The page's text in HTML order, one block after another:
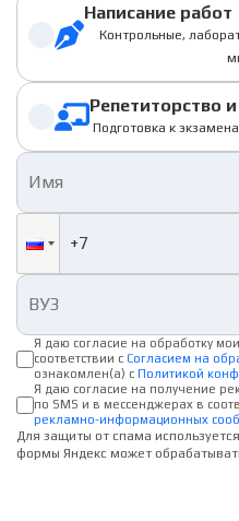
Написание работ
Контрольные,
Репетиторство
Подготовка к
Я даю согласие на обработку
соответствии с Согласием на
ознакомлен(а) с Политикой
Я даю согласие на получение
по SMS и в мессенджерах в
рекламно-информационных
Для защиты от спама
формы Яндекс может